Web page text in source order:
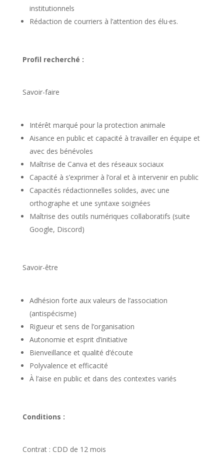
institutionnels
Rédaction de courriers à l’attention des élu·es.
Profil recherché :
Savoir-faire
Intérêt marqué pour la protection animale
Aisance en public et capacité à travailler en équipe et
avec des bénévoles
Maîtrise de Canva et des réseaux sociaux
Capacité à s’exprimer à l’oral et à intervenir en public
Capacités rédactionnelles solides, avec une
orthographe et une syntaxe soignées
Maîtrise des outils numériques collaboratifs (suite
Google, Discord)
Savoir-être
Adhésion forte aux valeurs de l’association
(antispécisme)
Rigueur et sens de l’organisation
Autonomie et esprit d’initiative
Bienveillance et qualité d’écoute
Polyvalence et efficacité
À l’aise en public et dans des contextes variés
Conditions :
Contrat : CDD de 12 mois